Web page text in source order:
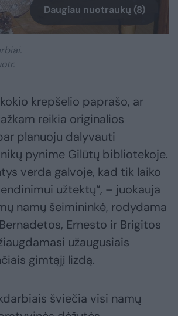
Daugiau nuotraukų (8)
krepšelio paprašo, ar
reikia originalios
planuoju dalyvauti
pynime Gilūtų bibliotekoje.
verda galvoje, kad tik laiko
užtektų“, – juokauja
namų šeimininkė, rodydama
Ernesto ir Brigitos
užaugusiais
gimtąjį lizdą.
šviečia visi namų